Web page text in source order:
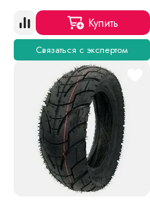
Купить
Связаться с экспертом